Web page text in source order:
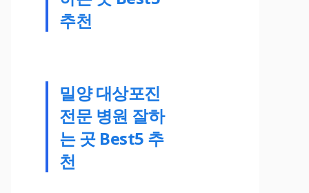
추천
밀양 대상포진
전문 병원 잘하
는 곳 Best5 추
천